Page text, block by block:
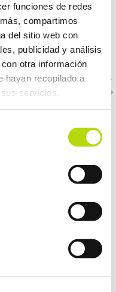
funciones de redes
compartimos
del sitio web con
publicidad y análisis
otra información
hayan recopilado a
servicios.
Gourmet